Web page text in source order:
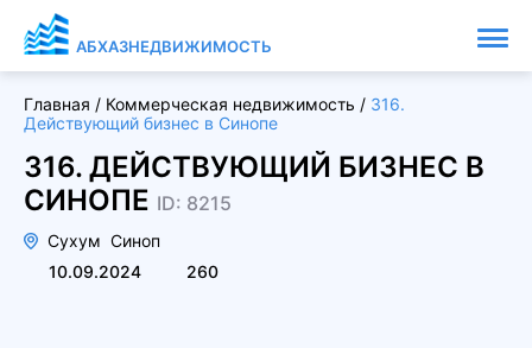
АБХАЗНЕДВИЖИМОСТЬ
Главная / Коммерческая недвижимость / 316.
Действующий бизнес в Синопе
316. ДЕЙСТВУЮЩИЙ БИЗНЕС В
СИНОПЕ ID: 8215
Сухум Синоп
10.09.2024
260